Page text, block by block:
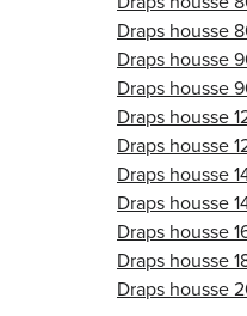
Draps housse
Draps housse
Draps housse
Draps housse
Draps housse
Draps housse
Draps housse
Draps housse
Draps housse
Draps housse